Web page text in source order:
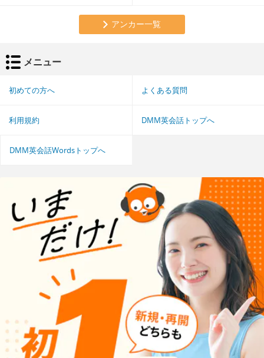
アンカー一覧
メニュー
初めての方へ よくある質問
利用規約 DMM英会話トップへ
DMM英会話Wordsトップへ